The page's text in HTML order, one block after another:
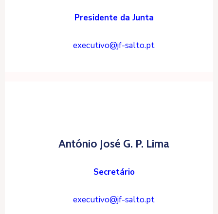
Presidente da Junta
executivo@jf-salto.pt
António José G. P. Lima
Secretário
executivo@jf-salto.pt